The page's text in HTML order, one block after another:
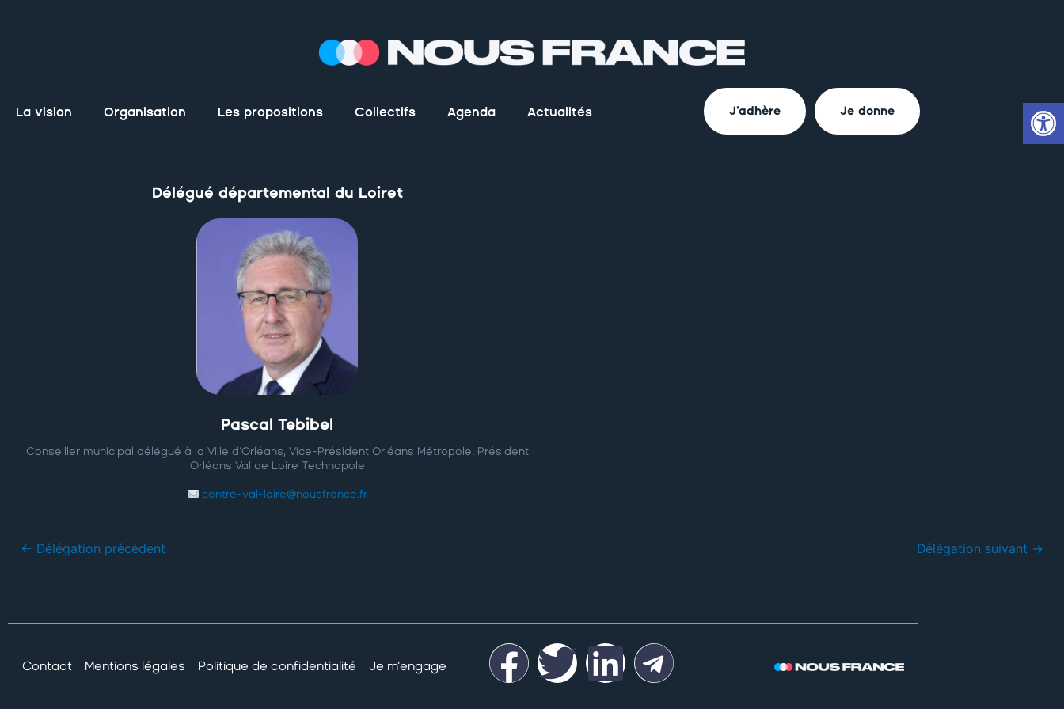
Ouvrir
La vision Organisation Les propositions Collectifs Agenda Actualités J'adhère Je donne
Délégué départemental du Loiret
Pascal Tebibel
Conseiller municipal délégué à la Ville d’Orléans, Vice-Président Orléans Métropole, Président
Orléans Val de Loire Technopole
centre-val-loire@nousfrance.fr
← Délégation précédent Délégation suivant →
Contact Mentions légales Politique de confidentialité Je m’engage